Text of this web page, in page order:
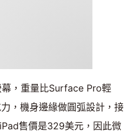
，重量比Surface Pro輕
，機身邊緣做圓弧設計，接
售價是329美元，因此微